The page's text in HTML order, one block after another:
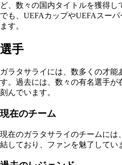
ど、数々の国内タイトルを獲得し
でも、UEFAカップやUEFAスー
ます。
選手
ガラタサライには、数多くの才能
す。過去には、数々の有名選手が
刻んでいます。
現在のチーム
現在のガラタサライのチームには
結しており、ファンを魅了してい